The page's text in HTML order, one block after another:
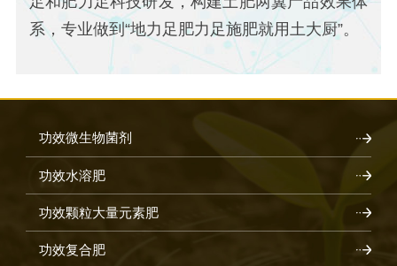
系，专业做到“地力足肥力足施肥就用土大厨”。
功效微生物菌剂
功效水溶肥
功效颗粒大量元素肥
功效复合肥